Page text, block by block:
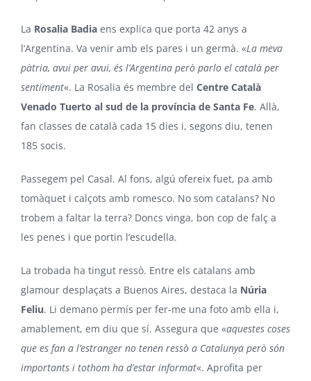
La Rosalia Badia ens explica que porta 42 anys a
l’Argentina. Va venir amb els pares i un germà. «La meva
pàtria, avui per avui, és l’Argentina però parlo el català per
sentiment«. La Rosalia és membre del Centre Català
Venado Tuerto al sud de la província de Santa Fe. Allà,
fan classes de català cada 15 dies i, segons diu, tenen
185 socis.
Passegem pel Casal. Al fons, algú ofereix fuet, pa amb
tomàquet i calçots amb romesco. No som catalans? No
trobem a faltar la terra? Doncs vinga, bon cop de falç a
les penes i que portin l’escudella.
La trobada ha tingut ressò. Entre els catalans amb
glamour desplaçats a Buenos Aires, destaca la Núria
Feliu. Li demano permís per fer-me una foto amb ella i,
amablement, em diu que sí. Assegura que «aquestes coses
que es fan a l’estranger no tenen ressò a Catalunya però són
importants i tothom ha d’estar informat«. Aprofita per